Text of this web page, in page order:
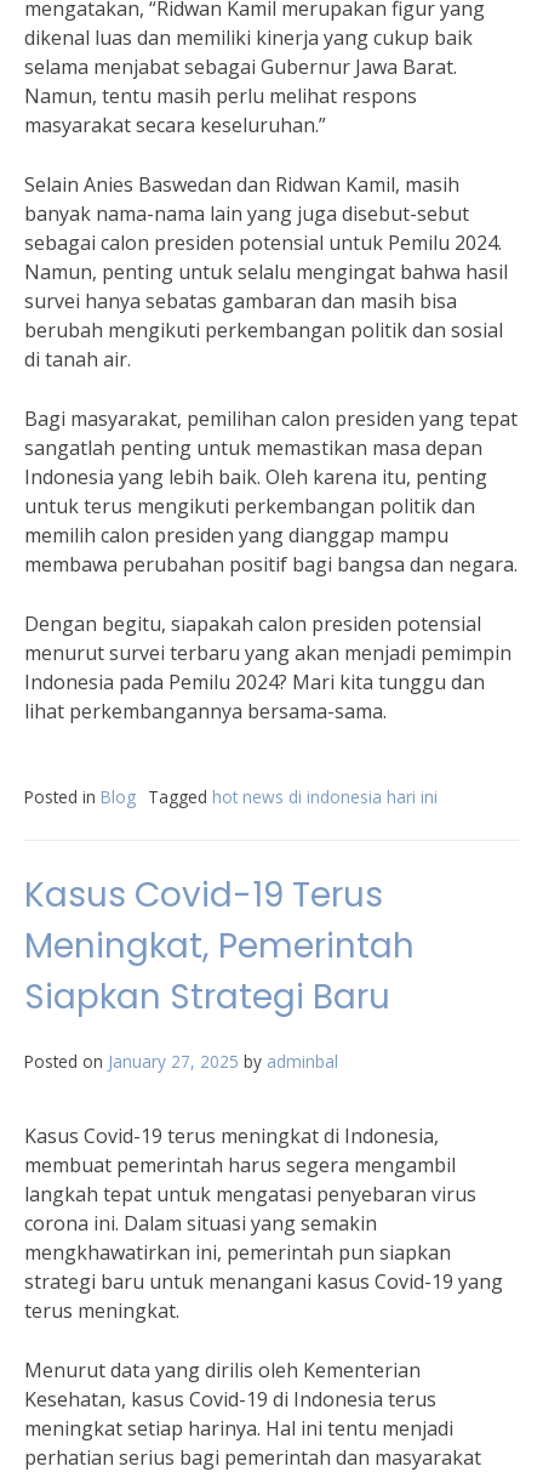
mengatakan, “Ridwan Kamil merupakan figur yang
dikenal luas dan memiliki kinerja yang cukup baik
selama menjabat sebagai Gubernur Jawa Barat.
Namun, tentu masih perlu melihat respons
masyarakat secara keseluruhan.”
Selain Anies Baswedan dan Ridwan Kamil, masih
banyak nama-nama lain yang juga disebut-sebut
sebagai calon presiden potensial untuk Pemilu 2024.
Namun, penting untuk selalu mengingat bahwa hasil
survei hanya sebatas gambaran dan masih bisa
berubah mengikuti perkembangan politik dan sosial
di tanah air.
Bagi masyarakat, pemilihan calon presiden yang tepat
sangatlah penting untuk memastikan masa depan
Indonesia yang lebih baik. Oleh karena itu, penting
untuk terus mengikuti perkembangan politik dan
memilih calon presiden yang dianggap mampu
membawa perubahan positif bagi bangsa dan negara.
Dengan begitu, siapakah calon presiden potensial
menurut survei terbaru yang akan menjadi pemimpin
Indonesia pada Pemilu 2024? Mari kita tunggu dan
lihat perkembangannya bersama-sama.
Posted in Blog Tagged hot news di indonesia hari ini
Kasus Covid-19 Terus
Meningkat, Pemerintah
Siapkan Strategi Baru
Posted on January 27, 2025 by adminbal
Kasus Covid-19 terus meningkat di Indonesia,
membuat pemerintah harus segera mengambil
langkah tepat untuk mengatasi penyebaran virus
corona ini. Dalam situasi yang semakin
mengkhawatirkan ini, pemerintah pun siapkan
strategi baru untuk menangani kasus Covid-19 yang
terus meningkat.
Menurut data yang dirilis oleh Kementerian
Kesehatan, kasus Covid-19 di Indonesia terus
meningkat setiap harinya. Hal ini tentu menjadi
perhatian serius bagi pemerintah dan masyarakat